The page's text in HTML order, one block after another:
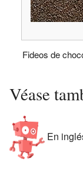
Fideos de
Véase
En